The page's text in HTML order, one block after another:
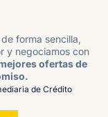
forma sencilla,
y negociamos con
ofertas de
de Crédito